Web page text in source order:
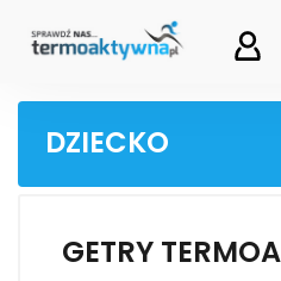
DZIECKO
GETRY